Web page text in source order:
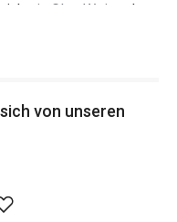
ein Glas Wein
oder
dort die Temperatur
von unseren